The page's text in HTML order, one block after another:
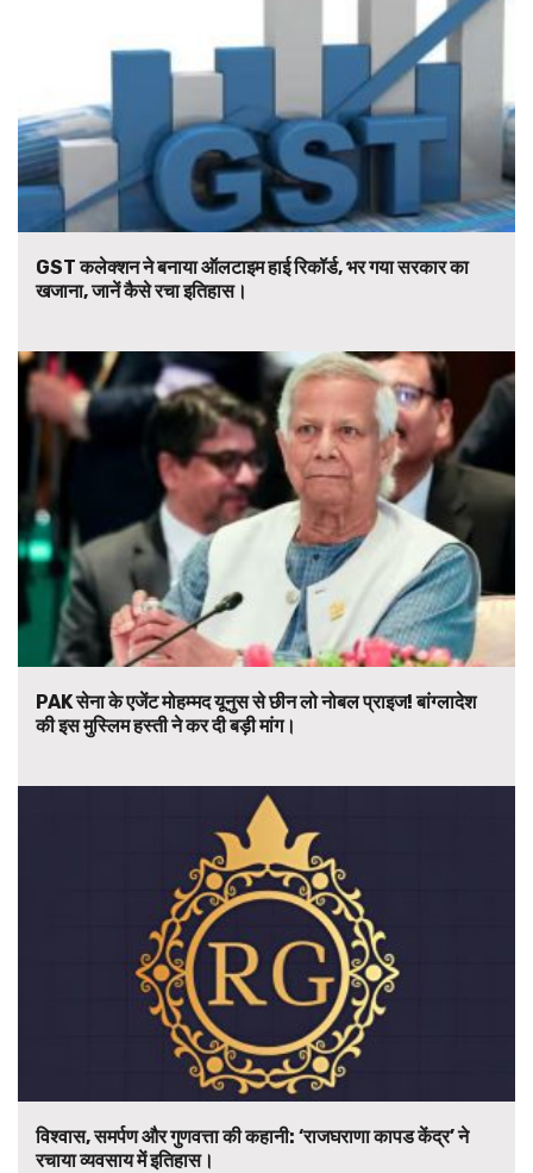
GST कलेक्शन ने बनाया ऑलटाइम हाई रिकॉर्ड, भर गया सरकार का
खजाना, जानें कैसे रचा इतिहास।
PAK सेना के एजेंट मोहम्मद यूनुस से छीन लो नोबल प्राइज! बांग्लादेश
की इस मुस्लिम हस्ती ने कर दी बड़ी मांग।
विश्वास, समर्पण और गुणवत्ता की कहानी: ‘राजघराणा कापड केंद्र’ ने
रचाया व्यवसाय में इतिहास।